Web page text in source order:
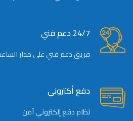
24/7 دعم فني
فريق دعم فني على مدار
دفع أكتروني
نظام دفع إلكتروني آمن